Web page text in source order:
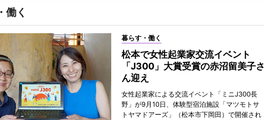
働く
暮らす・働く
松本で女性起業家交流イベント
「J300」大賞受賞の赤沼留美子さ
ん迎え
女性起業家による交流イベント「ミニJ300長
野」が9月10日、体験型宿泊施設「マツモトサ
トヤマドアーズ」（松本市下岡田）で開催され